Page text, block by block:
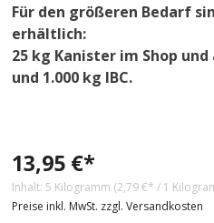
Für den größeren Bedarf
erhältlich:
25 kg Kanister im Shop
und 1.000 kg IBC.
13,95 €*
Inhalt: 5 Kilogramm (2,79 €* / 1
Preise inkl. MwSt. zzgl. Versandkosten